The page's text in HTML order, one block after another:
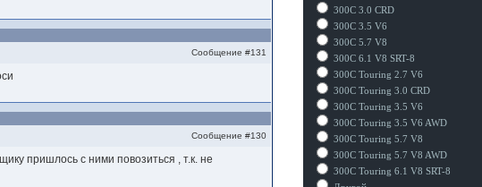
Сообщение #131
Сообщение #130
пришлось с ними повозиться , т.к. не
300C 3.0 CRD
300C 3.5 V6
300C 5.7 V8
300C 6.1 V8 SRT-8
300C Touring 2.7 V6
300C Touring 3.0 CRD
300C Touring 3.5 V6
300C Touring 3.5 V6 AWD
300C Touring 5.7 V8
300C Touring 5.7 V8 AWD
300C Touring 6.1 V8 SRT-8